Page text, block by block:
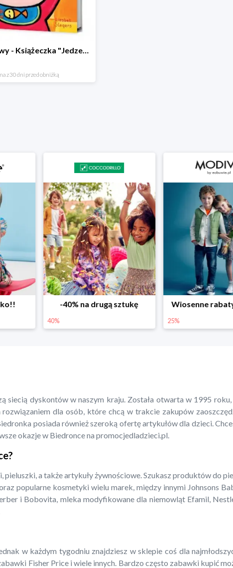
Hit cenowy - Książeczka "Jedzenie"
z 30 dni przed obniżką
-40% na drugą sztukę
40%
Wiosenne
25%
siecią dyskontów w naszym kraju. Została otwarta w 1995
dla osób, które chcą w trakcie zakupów
posiada również szeroką ofertę artykułów dla dzieci.
okazje w Biedronce na promocjedladzieci.pl.
a także artykuły żywnościowe. Szukasz produktów do
popularne kosmetyki wielu marek, między innymi Johnsons
i Bobovita, mleka modyfikowane dla niemowląt Efamil,
w każdym tygodniu znajdziesz w sklepie coś dla
Fisher Price i wiele innych. Bardzo często zabawki kupić